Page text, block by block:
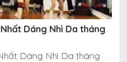
Dáng Nhì Da tháng
Dáng Nhì Da tháng